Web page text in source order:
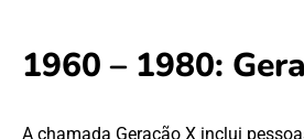
1960 – 1980:
A chamada Geração X inclui